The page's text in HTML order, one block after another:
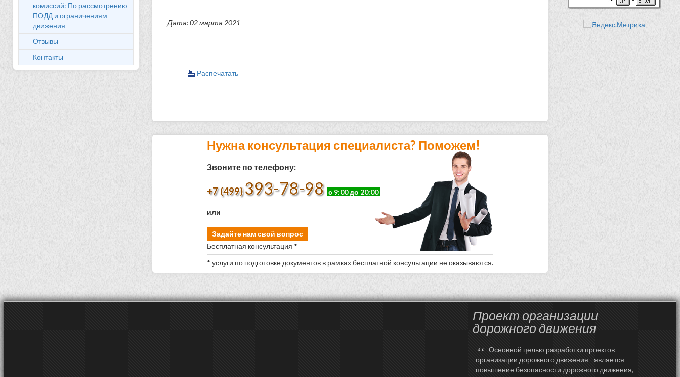
комиссий: По рассмотрению
ПОДД и ограничениям
движения
Отзывы
Контакты
Дата: 02 марта 2021
Распечатать
Нужна консультация специалиста? Поможем!
Звоните по телефону:
+7 (499) 393-78-98 с 9:00 до 20:00
или
Задайте нам свой вопрос
Бесплатная консультация *
* услуги по подготовке документов в рамках бесплатной консультации не оказываются.
Проект организации
дорожного движения
“ Основной целью разработки проектов
организации дорожного движения - является
повышение безопасности дорожного движения,